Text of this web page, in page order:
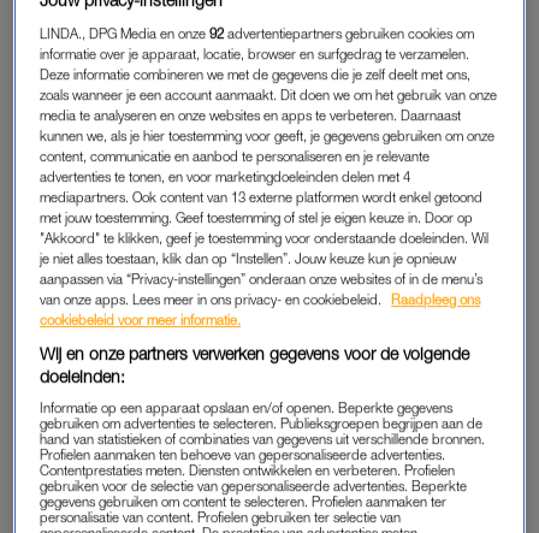
der Ligt voor het eerst ouders
over naar huis te schrijven, dit vertelt Yuki in zijn nieuwste
column in tijdschriftGlamour.
“Weeënopwekkers, ruggenprikken, infusen en vooral:
urenlange pijnlijke, onregelmatige weeën doorstaan totdat de
ontsluiting eindelijk naar die tien centimeter kroop,” doet hij uit
de doeken. Er zat maar liefst 36 uur tussen de gebroken
vliezen en het eerste persmoment. Maar hoe hard Lizzy ook
haar best deed, “er gebeurde niks.” Ook hulpmiddelen als
een vacuümpomp hielpen niet.
Lees ook
Influencer Lizzy en vriend Yuki beantwoorden pittige vragen
over hun relatie
SPOED
“Ik zag de krachten van Lizzy sneller wegvloeien dan de
LINDA., DPG Media en onze92 advertentiepartners gebruiken cookies om
informatie over je apparaat, locatie, browser en surfgedrag te verzamelen.
Deze informatie combineren we met de gegevens die je zelf deelt met ons,
zoals wanneer je een account aanmaakt. Dit doen we om het gebruik van onze
media te analyseren en onze websites en apps te verbeteren. Daarnaast
kunnen we, als je hier toestemming voor geeft, je gegevens gebruiken om onze
content, communicatie en aanbod te personaliseren en je relevante
advertenties te tonen, en voor marketingdoeleinden delen met 4
mediapartners. Ook content van 13 externe platformen wordt enkel getoond
met jouw toestemming. Geef toestemming of stel je eigen keuze in. Door op
"Akkoord" te klikken, geef je toestemming voor onderstaande doeleinden. Wil
je niet alles toestaan, klik dan op “Instellen”. Jouw keuze kun je opnieuw
aanpassen via “Privacy-instellingen” onderaan onze websites of in de menu’s
van onze apps. Lees meer in ons privacy- en cookiebeleid.
Raadpleeg ons
cookiebeleid voor meer informatie.
Wij en onze partners verwerken gegevens voor de volgende
doeleinden:
Informatie op een apparaat opslaan en/of openen. Beperkte gegevens
gebruiken om advertenties te selecteren. Publieksgroepen begrijpen aan de
hand van statistieken of combinaties van gegevens uit verschillende bronnen.
Profielen aanmaken ten behoeve van gepersonaliseerde advertenties.
Contentprestaties meten. Diensten ontwikkelen en verbeteren. Profielen
gebruiken voor de selectie van gepersonaliseerde advertenties. Beperkte
gegevens gebruiken om content te selecteren. Profielen aanmaken ter
personalisatie van content. Profielen gebruiken ter selectie van